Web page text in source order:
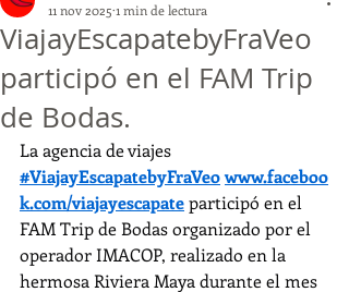
ViajayEscapatebyFraVeo
participó en el FAM Trip
de Bodas.
11 nov 2025 1 min de lectura
La agencia de viajes
#ViajayEscapatebyFraVeowww.faceboo
k.com/viajayescapate participó en el
FAM Trip de Bodas organizado por el
operador IMACOP, realizado en la
hermosa Riviera Maya durante el mes